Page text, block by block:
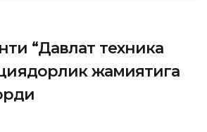
“Давлат техника
жамиятига